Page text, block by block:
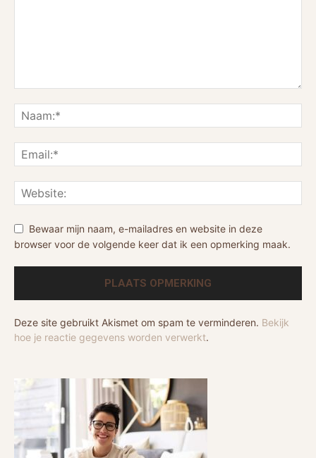
Bewaar mijn naam, e-mailadres en website in deze
browser voor de volgende keer dat ik een opmerking maak.
Deze site gebruikt Akismet om spam te verminderen. Bekijk
hoe je reactie gegevens worden verwerkt.